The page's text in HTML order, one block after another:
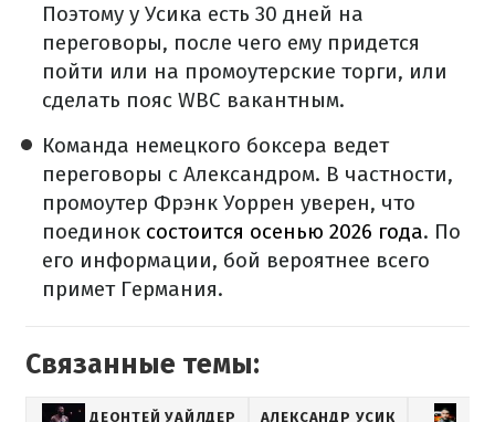
Поэтому у Усика есть 30 дней на
переговоры, после чего ему придется
пойти или на промоутерские торги, или
сделать пояс WBC вакантным.
Команда немецкого боксера ведет
переговоры с Александром. В частности,
промоутер Фрэнк Уоррен уверен, что
поединок состоится осенью 2026 года. По
его информации, бой вероятнее всего
примет Германия.
Связанные темы:
ДЕОНТЕЙ УАЙЛДЕР АЛЕКСАНДР УСИК